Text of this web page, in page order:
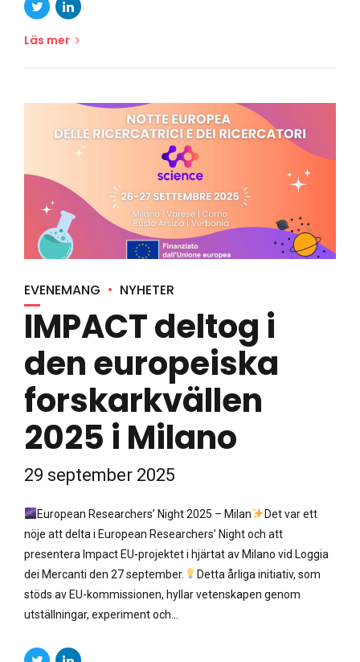
Läs mer
EVENEMANG NYHETER
IMPACT deltog i
den europeiska
forskarkvällen
2025 i Milano
29 september 2025
European Researchers’ Night 2025 – Milan
Det var ett
nöje att delta i European Researchers’ Night och att
presentera Impact EU-projektet i hjärtat av Milano vid Loggia
dei Mercanti den 27 september.
Detta årliga initiativ, som
stöds av EU-kommissionen, hyllar vetenskapen genom
utställningar, experiment och...